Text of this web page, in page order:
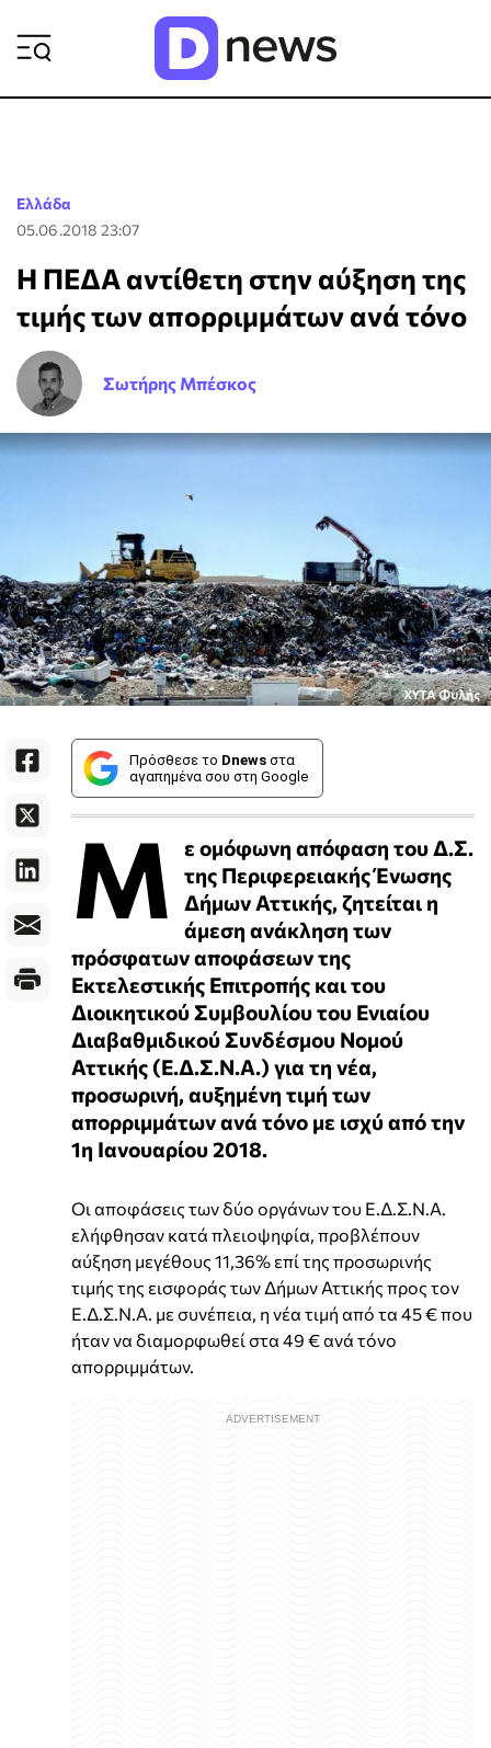
Ελλάδα
05.06.2018 23:07
Η ΠΕΔΑ αντίθετη στην αύξηση της
τιμής των απορριμμάτων ανά τόνο
Σωτήρης Μπέσκος
Πρόσθεσε το Dnews στα
αγαπημένα σου στη Google
Μ
ε ομόφωνη απόφαση του Δ.Σ.
της Περιφερειακής Ένωσης
Δήμων Αττικής, ζητείται η
άμεση ανάκληση των
πρόσφατων αποφάσεων της
Εκτελεστικής Επιτροπής και του
Διοικητικού Συμβουλίου του Ενιαίου
Διαβαθμιδικού Συνδέσμου Νομού
Αττικής (Ε.Δ.Σ.Ν.Α.) για τη νέα,
προσωρινή, αυξημένη τιμή των
απορριμμάτων ανά τόνο με ισχύ από την
1η Ιανουαρίου 2018.
Οι αποφάσεις των δύο οργάνων του Ε.Δ.Σ.Ν.Α.
ελήφθησαν κατά πλειοψηφία, προβλέπουν
αύξηση μεγέθους 11,36% επί της προσωρινής
τιμής της εισφοράς των Δήμων Αττικής προς τον
Ε.Δ.Σ.Ν.Α. με συνέπεια, η νέα τιμή από τα 45 € που
ήταν να διαμορφωθεί στα 49 € ανά τόνο
απορριμμάτων.